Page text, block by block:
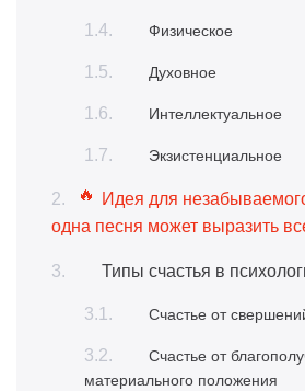
Физическое
Духовное
Интеллектуальное
Экзистенциальное
Идея для
одна песня может выразить
Типы счастья в
Счастье от
Счастье от
материального положения